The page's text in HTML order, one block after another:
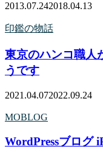
2013.07.242018.04.13
印鑑の物話
東京のハンコ職人
うです
2021.04.072022.09.24
MOBLOG
WordPressブログ